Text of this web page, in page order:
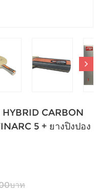
CARBON
5 + ยางปิงปอง
บาท